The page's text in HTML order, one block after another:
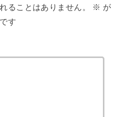
ることはありません。 ※ が
す